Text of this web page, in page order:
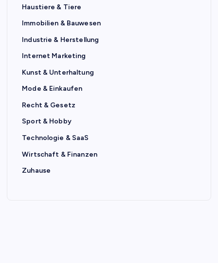
Haustiere & Tiere
Immobilien & Bauwesen
Industrie & Herstellung
Internet Marketing
Kunst & Unterhaltung
Mode & Einkaufen
Recht & Gesetz
Sport & Hobby
Technologie & SaaS
Wirtschaft & Finanzen
Zuhause